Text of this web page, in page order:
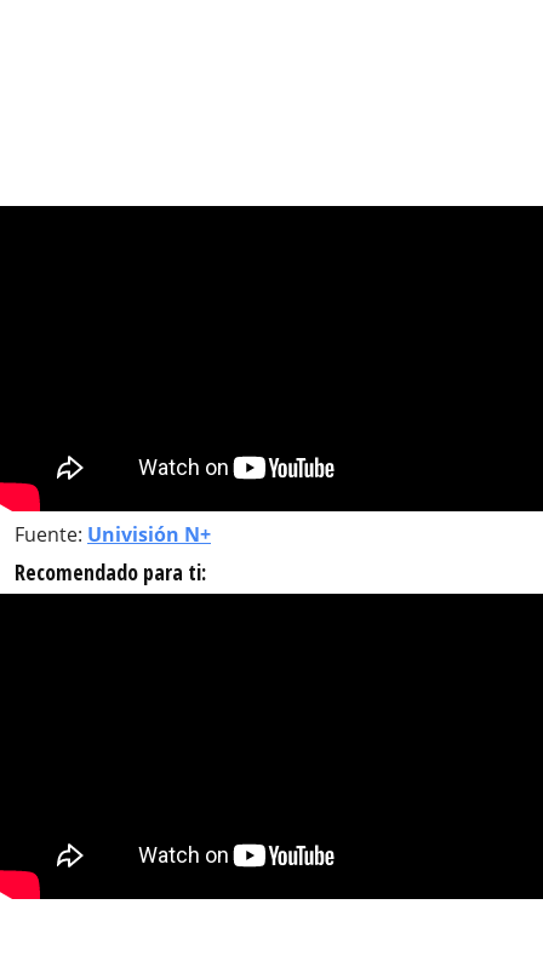
Fuente: Univisión N+
Recomendado para ti: